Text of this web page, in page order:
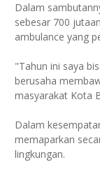
Dalam
sebesar 700
ambulance yang
"Tahun ini saya
berusaha
masyarakat Kota
Dalam
memaparkan
lingkungan.